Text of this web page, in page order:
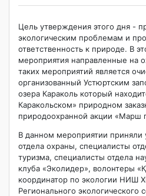
Цель утверждения этого дня -
экологическим проблемам и
ответственность к природе. В
мероприятия направленные на
таких мероприятий является
организованный Устюртским
озера Караколь который
Каракольском» природном
природоохранной акции «Марш
В данном мероприятии приняли
отдела охраны, специалисты
туризма, специалисты отдела
клуба «Эколидер», волонтеры
координатор по экологии НИШ
Регионального экологического